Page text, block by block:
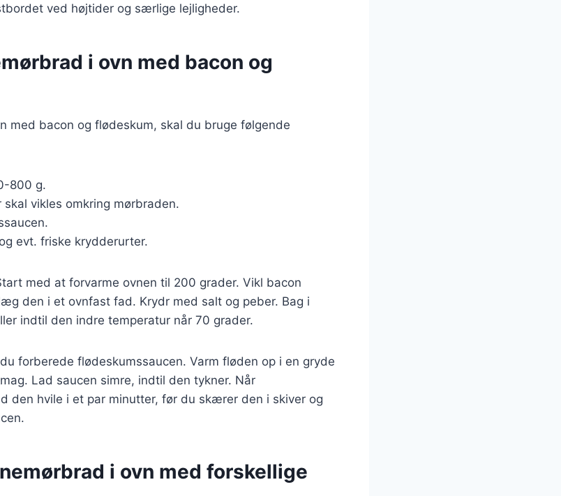
ved højtider og særlige lejligheder.
i ovn med bacon og
med bacon og flødeskum, skal du bruge følgende
800 g.
skal vikles omkring mørbraden.
evt. friske krydderurter.
med at forvarme ovnen til 200 grader. Vikl bacon
den i et ovnfast fad. Krydr med salt og peber. Bag i
indtil den indre temperatur når 70 grader.
forberede flødeskumssaucen. Varm fløden op i en gryde
Lad saucen simre, indtil den tykner. Når
den hvile i et par minutter, før du skærer den i skiver og
i ovn med forskellige